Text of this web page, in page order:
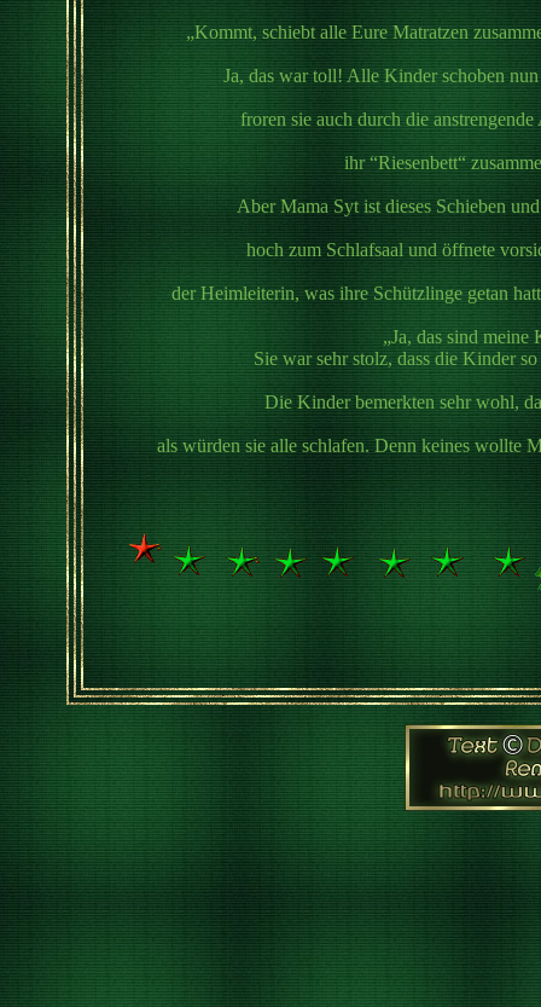
„Kommt, schiebt alle Eure Matratzen
Ja, das war toll! Alle Kinder schoben
froren sie auch durch die
ihr “Riesenbett“
Aber Mama Syt ist dieses Schieben
hoch zum Schlafsaal und öffnete
der Heimleiterin, was ihre Schützlinge getan
„Ja, das sind
Sie war sehr stolz, dass die Kinder
Die Kinder bemerkten sehr wohl,
als würden sie alle schlafen. Denn keines wollte